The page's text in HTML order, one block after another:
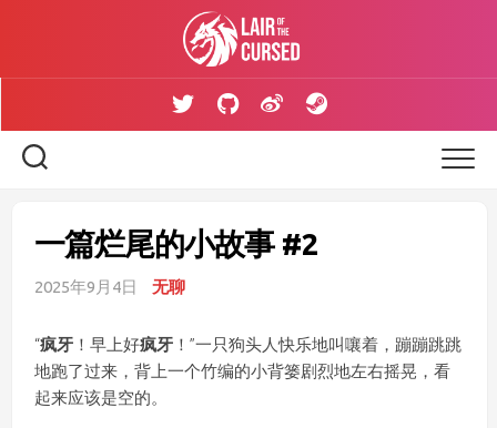
一篇烂尾的小故事 #2
2025年9月4日 无聊
“疯牙 ！早上好疯牙 ！”一只狗头人快乐地叫嚷着，蹦蹦跳跳
地跑了过来，背上一个竹编的小背篓剧烈地左右摇晃，看
起来应该是空的。